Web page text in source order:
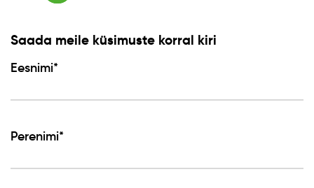
Saada meile küsimuste korral kiri
Eesnimi*
Perenimi*